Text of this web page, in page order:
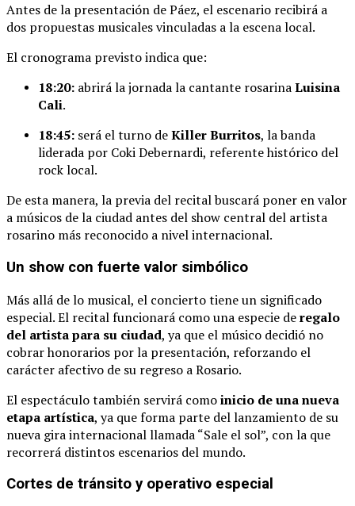
Antes dela presentación dePáez, el escenario recibirá a
dos propuestas musicalesvinculadas ala escenalocal.
El cronograma previstoindica que:
18:20: abrirálajornadala cantante rosarinaLuisina
Cali.
18:45: será elturno deKillerBurritos, labanda
liderada por CokiDebernardi, referentehistórico del
rocklocal.
De esta manera, la previa del recitalbuscará poner envalor
a músicos dela ciudad antes del show central del artista
rosarino más reconocido a nivelinternacional.
Un show con fuerte valor simbólico
Más allá delo musical, el conciertotieneun significado
especial.El recitalfuncionará comouna especie deregalo
del artistapara su ciudad, ya que el músico decidió no
cobrarhonorarios porla presentación, reforzando el
carácter afectivo de su regreso aRosario.
El espectáculotambién servirá comoinicio deunanueva
etapa artística, ya queforma parte dellanzamiento de su
nueva girainternacionalllamada “Sale el sol”, conla que
recorrerá distintos escenarios del mundo.
Cortes de tránsito y operativo especial